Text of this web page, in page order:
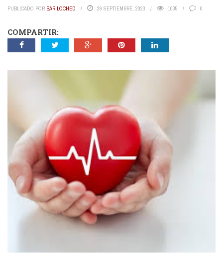
PUBLICADO POR BARILOCHED 29 SEPTIEMBRE, 2023 1035 0
COMPARTIR: